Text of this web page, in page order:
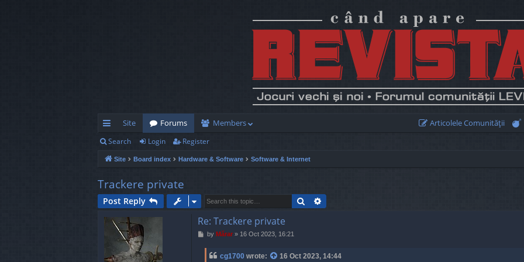
ui
ck
lin
ks
Site Forums Members Articolele Comunităţii
Search Login Register
Site Board index Hardware & Software Software & Internet
Trackere private
Post Reply Search
Re: Trackere private
Pby Mărar» 16 Oct 2023, 16:21
cg1700 wrote: 16 Oct 2023, 14:44